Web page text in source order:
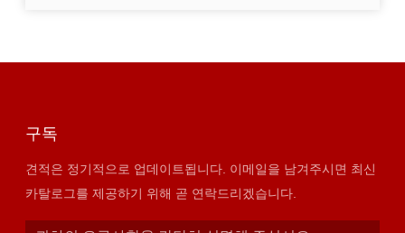
구독
견적은 정기적으로 업데이트됩니다. 이메일을 남겨주시면 최신
카탈로그를 제공하기 위해 곧 연락드리겠습니다.